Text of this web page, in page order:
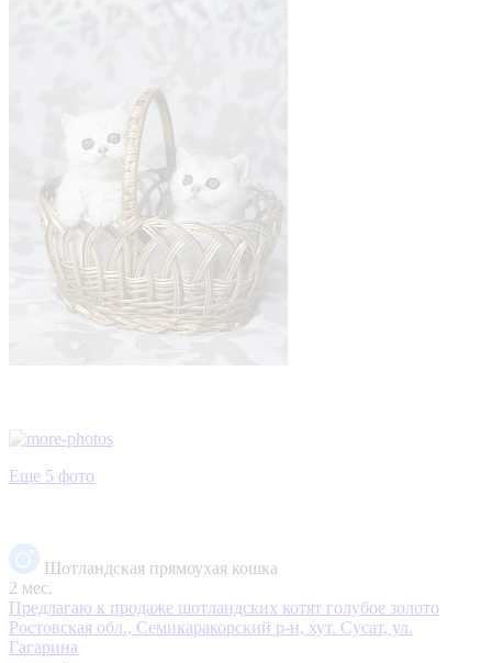
Еще 5 фото
Шотландская прямоухая кошка
2 мес.
Предлагаю к продаже шотландских котят голубое золото
Ростовская обл., Семикаракорский р-н, хут. Сусат, ул.
Гагарина